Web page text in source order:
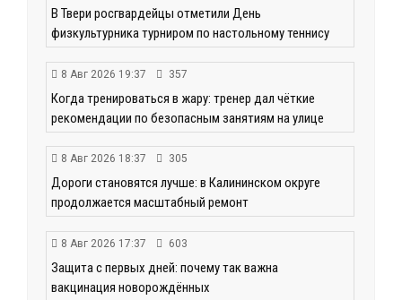
В Твери росгвардейцы отметили День
физкультурника турниром по настольному теннису
8 Авг 2026 19:37 357
Когда тренироваться в жару: тренер дал чёткие
рекомендации по безопасным занятиям на улице
8 Авг 2026 18:37 305
Дороги становятся лучше: в Калининском округе
продолжается масштабный ремонт
8 Авг 2026 17:37 603
Защита с первых дней: почему так важна
вакцинация новорождённых